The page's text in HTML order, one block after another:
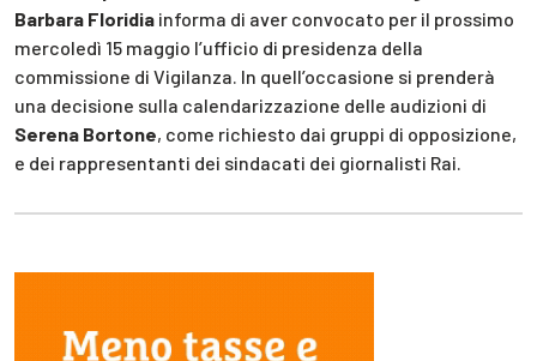
Barbara Floridia informa di aver convocato per il prossimo
mercoledì 15 maggio l’ufficio di presidenza della
commissione di Vigilanza. In quell’occasione si prenderà
una decisione sulla calendarizzazione delle audizioni di
Serena Bortone, come richiesto dai gruppi di opposizione,
e dei rappresentanti dei sindacati dei giornalisti Rai.